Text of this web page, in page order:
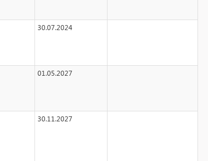
30.07.2024
01.05.2027
30.11.2027